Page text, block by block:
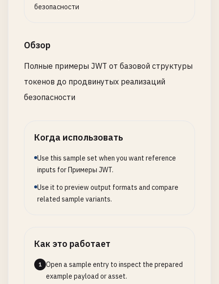
безопасности
Обзор
Полные примеры JWT от базовой структуры
токенов до продвинутых реализаций
безопасности
Когда использовать
Use this sample set when you want reference
inputs for Примеры JWT.
Use it to preview output formats and compare
related sample variants.
Как это работает
1
Open a sample entry to inspect the prepared
example payload or asset.